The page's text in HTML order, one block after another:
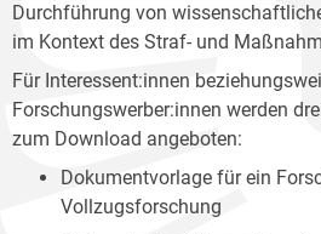
Durchführung von
im Kontext des Straf- und
Für Interessent:innen
Forschungswerber:innen werden
zum Download angeboten:
Dokumentvorlage für ein
Vollzugsforschung